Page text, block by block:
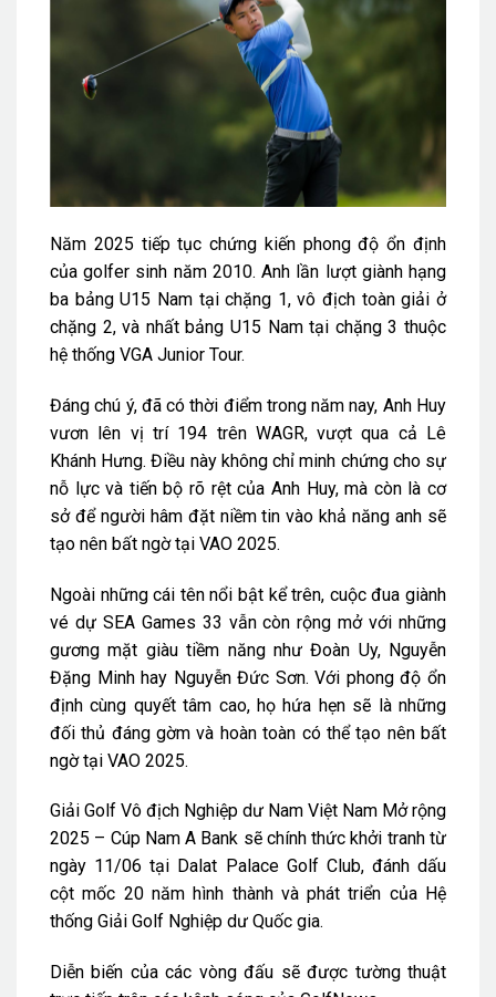
Năm 2025 tiếp tục chứng kiến phong độ ổn định
của golfer sinh năm 2010. Anh lần lượt giành hạng
ba bảng U15 Nam tại chặng 1, vô địch toàn giải ở
chặng 2, và nhất bảng U15 Nam tại chặng 3 thuộc
hệ thống VGA Junior Tour.
Đáng chú ý, đã có thời điểm trong năm nay, Anh Huy
vươn lên vị trí 194 trên WAGR, vượt qua cả Lê
Khánh Hưng. Điều này không chỉ minh chứng cho sự
nỗ lực và tiến bộ rõ rệt của Anh Huy, mà còn là cơ
sở để người hâm đặt niềm tin vào khả năng anh sẽ
tạo nên bất ngờ tại VAO 2025.
Ngoài những cái tên nổi bật kể trên, cuộc đua giành
vé dự SEA Games 33 vẫn còn rộng mở với những
gương mặt giàu tiềm năng như Đoàn Uy, Nguyễn
Đặng Minh hay Nguyễn Đức Sơn. Với phong độ ổn
định cùng quyết tâm cao, họ hứa hẹn sẽ là những
đối thủ đáng gờm và hoàn toàn có thể tạo nên bất
ngờ tại VAO 2025.
Giải Golf Vô địch Nghiệp dư Nam Việt Nam Mở rộng
2025 – Cúp Nam A Bank sẽ chính thức khởi tranh từ
ngày 11/06 tại Dalat Palace Golf Club, đánh dấu
cột mốc 20 năm hình thành và phát triển của Hệ
thống Giải Golf Nghiệp dư Quốc gia.
Diễn biến của các vòng đấu sẽ được tường thuật